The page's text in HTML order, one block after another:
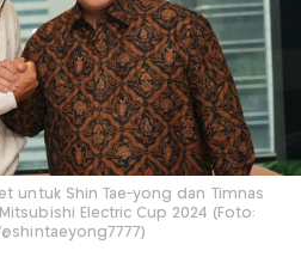
untuk Shin Tae-yong dan Timnas
Electric Cup 2024 (Foto: